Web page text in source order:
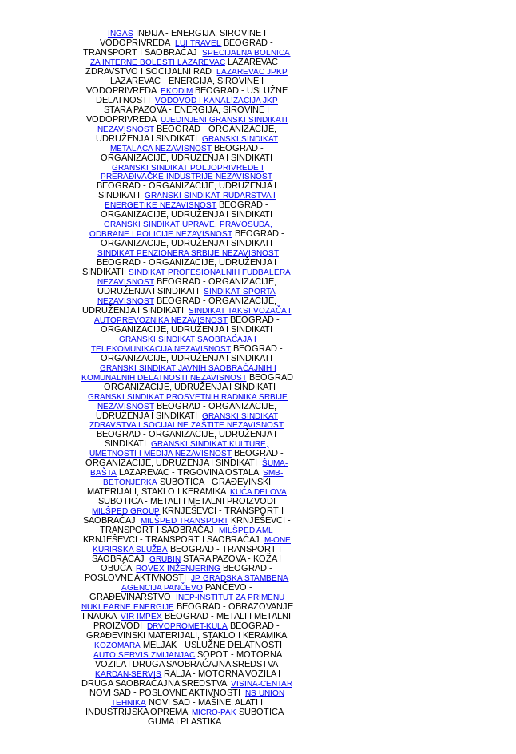
INGASINĐIJA - ENERGIJA, SIROVINE I
VODOPRIVREDALUI TRAVEL
BEOGRAD -
TRANSPORT I SAOBRAĆAJSPECIJALNA BOLNICA
ZA INTERNE BOLESTI LAZAREVACLAZAREVAC -
ZDRAVSTVO I SOCIJALNI RADLAZAREVAC JPKP
LAZAREVAC - ENERGIJA, SIROVINE I
VODOPRIVREDA EKODIMBEOGRAD - USLUŽNE
DELATNOSTI VODOVOD I KANALIZACIJA JKP
STARA PAZOVA - ENERGIJA, SIROVINE I
VODOPRIVREDA UJEDINJENI GRANSKI SINDIKATI
NEZAVISNOSTBEOGRAD - ORGANIZACIJE,
UDRUŽENJA I SINDIKATI GRANSKI SINDIKAT
METALACA NEZAVISNOSTBEOGRAD -
ORGANIZACIJE, UDRUŽENJA I SINDIKATI
GRANSKI SINDIKAT POLJOPRIVREDE I
PRERAĐIVAČKE INDUSTRIJE NEZAVISNOST
BEOGRAD - ORGANIZACIJE, UDRUŽENJA I
SINDIKATI GRANSKI SINDIKAT RUDARSTVA I
ENERGETIKE NEZAVISNOST BEOGRAD -
ORGANIZACIJE, UDRUŽENJA I SINDIKATI
GRANSKI SINDIKAT UPRAVE, PRAVOSUĐA,
ODBRANE I POLICIJE NEZAVISNOSTBEOGRAD -
ORGANIZACIJE, UDRUŽENJA I SINDIKATI
SINDIKAT PENZIONERA SRBIJE NEZAVISNOST
BEOGRAD - ORGANIZACIJE, UDRUŽENJA I
SINDIKATISINDIKAT PROFESIONALNIH FUDBALERA
NEZAVISNOSTBEOGRAD - ORGANIZACIJE,
UDRUŽENJA I SINDIKATISINDIKAT SPORTA
NEZAVISNOSTBEOGRAD - ORGANIZACIJE,
UDRUŽENJA I SINDIKATISINDIKAT TAKSI VOZAČA I
AUTOPREVOZNIKA NEZAVISNOSTBEOGRAD -
ORGANIZACIJE, UDRUŽENJA I SINDIKATI
GRANSKI SINDIKAT SAOBRAĆAJA I
TELEKOMUNIKACIJA NEZAVISNOSTBEOGRAD -
ORGANIZACIJE, UDRUŽENJA I SINDIKATI
GRANSKI SINDIKAT JAVNIH SAOBRAĆAJNIH I
KOMUNALNIH DELATNOSTI NEZAVISNOSTBEOGRAD
- ORGANIZACIJE, UDRUŽENJA I SINDIKATI
GRANSKI SINDIKAT PROSVETNIH RADNIKA SRBIJE
NEZAVISNOSTBEOGRAD - ORGANIZACIJE,
UDRUŽENJA I SINDIKATI GRANSKI SINDIKAT
ZDRAVSTVA I SOCIJALNE ZAŠTITE NEZAVISNOST
BEOGRAD - ORGANIZACIJE, UDRUŽENJA I
SINDIKATIGRANSKI SINDIKAT KULTURE,
UMETNOSTI I MEDIJA NEZAVISNOST BEOGRAD -
ORGANIZACIJE, UDRUŽENJA I SINDIKATIŠUMA-
BAŠTA LAZAREVAC - TRGOVINA OSTALASMB-
BETONJERKA SUBOTICA - GRAĐEVINSKI
MATERIJALI, STAKLO I KERAMIKA KUĆA DELOVA
SUBOTICA - METALI I METALNI PROIZVODI
MILŠPED GROUP KRNJEŠEVCI - TRANSPORT I
SAOBRAĆAJ MILŠPED TRANSPORTKRNJEŠEVCI -
TRANSPORT I SAOBRAĆAJMILŠPED AML
KRNJEŠEVCI - TRANSPORT I SAOBRAĆAJ M-ONE
KURIRSKA SLUŽBA BEOGRAD - TRANSPORT I
SAOBRAĆAJGRUBIN STARA PAZOVA - KOŽA I
OBUĆAROVEX INŽENJERING BEOGRAD -
POSLOVNE AKTIVNOSTIJP GRADSKA STAMBENA
AGENCIJA PANČEVOPANČEVO -
GRAĐEVINARSTVO
INEP-INSTITUT ZA PRIMENU
NUKLEARNE ENERGIJE BEOGRAD - OBRAZOVANJE
I NAUKAVIR IMPEX BEOGRAD - METALI I METALNI
PROIZVODIDRVOPROMET-KULA BEOGRAD -
GRAĐEVINSKI MATERIJALI, STAKLO I KERAMIKA
KOZOMARA MELJAK - USLUŽNE DELATNOSTI
AUTO SERVIS ZMIJANJAC SOPOT - MOTORNA
VOZILA I DRUGA SAOBRAĆAJNA SREDSTVA
KARDAN-SERVIS RALJA - MOTORNA VOZILA I
DRUGA SAOBRAĆAJNA SREDSTVA VISINA-CENTAR
NOVI SAD - POSLOVNE AKTIVNOSTI NS UNION
TEHNIKA NOVI SAD - MAŠINE, ALATI I
INDUSTRIJSKA OPREMA MICRO-PAK SUBOTICA -
GUMA I PLASTIKA